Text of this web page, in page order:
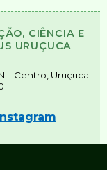
CIÊNCIA E
URUÇUCA
– Centro, Uruçuca-